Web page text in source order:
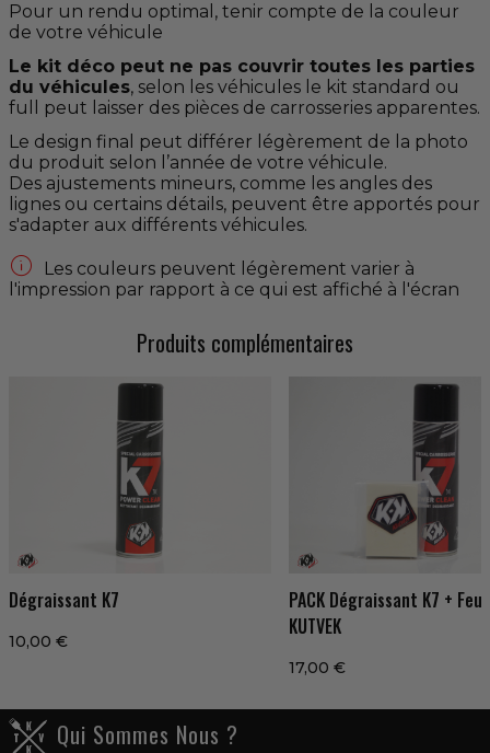
Pour un rendu optimal, tenir compte de la couleur
de votre véhicule
Le kit déco peut ne pas couvrir toutes les parties
du véhicules, selon les véhicules le kit standard ou
full peut laisser des pièces de carrosseries apparentes.
Le design final peut différer légèrement de la photo
du produit selon l’année de votre véhicule.
Des ajustements mineurs, comme les angles des
lignes ou certains détails, peuvent être apportés pour
s'adapter aux différents véhicules.

Les couleurs peuvent légèrement varier à
l'impression par rapport à ce qui est affiché à l'écran
Produits complémentaires
Dégraissant K7
10,00 €
PACK Dégraissant K7 +
KUTVEK
17,00 €
Qui Sommes Nous ?